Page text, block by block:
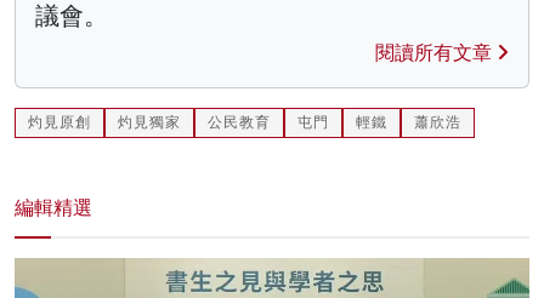
議會。
閱讀所有文章
灼見原創 灼見獨家 公民教育 屯門 輕鐵 蕭欣浩
編輯精選